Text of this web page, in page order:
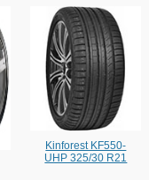
Kinforest KF550-
UHP 325/30 R21